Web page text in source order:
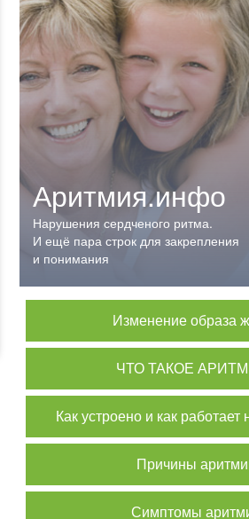
Аритмия.инфо
Нарушения сердченого ритма.
И ещё пара строк для закрепления
и понимания
Аритмия.инфо
Нарушения сердченого ритма.
И ещё пара строк для закрепления
и понимания
Изменение образа
ЧТО ТАКОЕ
Как устроено и как
Причины
Симптомы